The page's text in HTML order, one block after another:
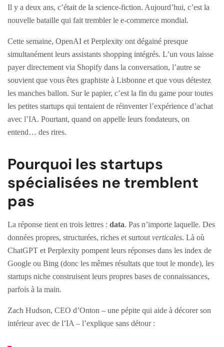
Il y a deux ans, c’était de la science-fiction. Aujourd’hui, c’est la
nouvelle bataille qui fait trembler le e-commerce mondial.
Cette semaine, OpenAI et Perplexity ont dégainé presque
simultanément leurs assistants shopping intégrés. L’un vous laisse
payer directement via Shopify dans la conversation, l’autre se
souvient que vous êtes graphiste à Lisbonne et que vous détestez
les manches ballon. Sur le papier, c’est la fin du game pour toutes
les petites startups qui tentaient de réinventer l’expérience d’achat
avec l’IA. Pourtant, quand on appelle leurs fondateurs, on
entend… des rires.
Pourquoi les startups
spécialisées ne tremblent
pas
La réponse tient en trois lettres : data. Pas n’importe laquelle. Des
données propres, structurées, riches et surtout verticales. Là où
ChatGPT et Perplexity pompent leurs réponses dans les index de
Google ou Bing (donc les mêmes résultats que tout le monde), les
startups niche construisent leurs propres bases de connaissances,
parfois à la main.
Zach Hudson, CEO d’Onton – une pépite qui aide à décorer son
intérieur avec de l’IA – l’explique sans détour :